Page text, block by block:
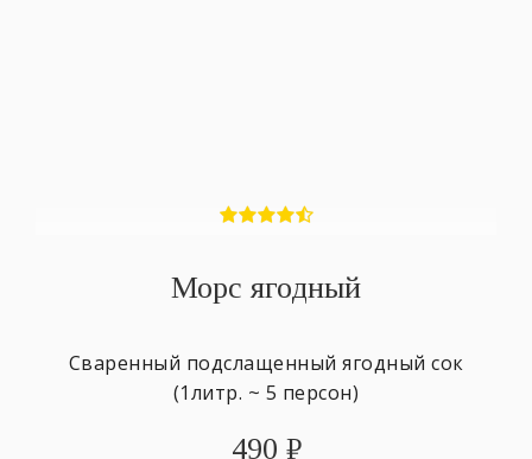
Морс ягодный
Сваренный подслащенный ягодный сок
(1литр. ~ 5 персон)
490 ₽